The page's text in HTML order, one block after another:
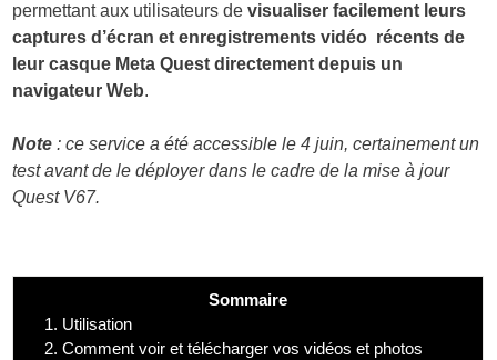
permettant aux utilisateurs de visualiser facilement leurs
captures d’écran et enregistrements vidéo récents de
leur casque Meta Quest directement depuis un
navigateur Web.
Note : ce service a été accessible le 4 juin, certainement un
test avant de le déployer dans le cadre de la mise à jour
Quest V67.
Sommaire
1. Utilisation
2. Comment voir et télécharger vos vidéos et photos